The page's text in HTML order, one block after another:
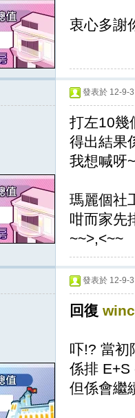
衷心多謝
發表於 12-9-
打左10幾
得出結果
我想喊呀
瑪麗個社
咁而家先
~~>,<~~
發表於 12-9-
回復
吓!? 當初
係排 E+S
但係會繼